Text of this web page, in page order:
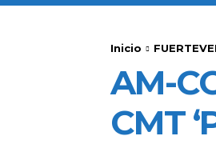
Inicio
AM-
CMT